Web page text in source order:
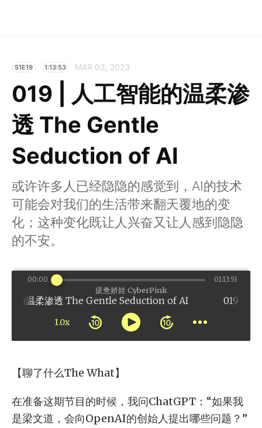
S1E19 1:13:53 MAR 03, 2023
019 | 人工智能的温柔渗
透 The Gentle
Seduction of AI
或许许多人已经隐隐的感觉到，AI的技术
可能会对我们的生活带来翻天覆地的变
化；这种变化既让人兴奋又让人感到隐隐
的不安。
疲惫娇娃 CyberPink
的温柔渗透 The Gentle Seduction of AI
1.0x
00:00 01:13:53
【聊了什么The What】
在准备这期节目的时候，我问ChatGPT：“如果我
是梁文道，会向OpenAI的创始人提出哪些问题？”